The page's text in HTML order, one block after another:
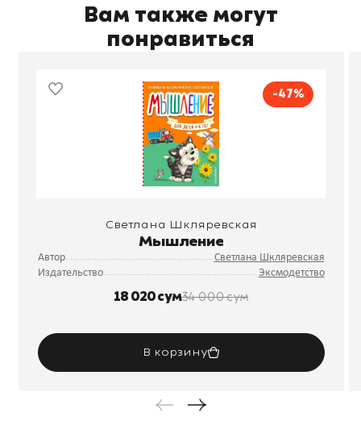
Вам также могут
понравиться
-47%
Светлана Шкляревская
Мышление
Автор
Светлана Шкляревская
Издательство
Эксмодетство
18 020 сум34 000 сум
В корзину